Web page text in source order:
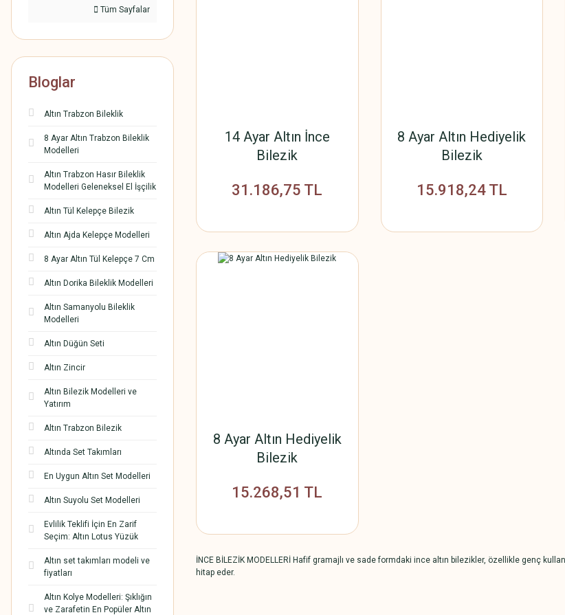
Tüm Sayfalar
Bloglar
Altın Trabzon Bileklik
8 Ayar Altın Trabzon Bileklik
Modelleri
Altın Trabzon Hasır Bileklik
Modelleri Geleneksel El İşçilik
Altın Tül Kelepçe Bilezik
Altın Ajda Kelepçe Modelleri
8 Ayar Altın Tül Kelepçe 7 Cm
Altın Dorika Bileklik Modelleri
Altın Samanyolu Bileklik
Modelleri
Altın Düğün Seti
Altın Zincir
Altın Bilezik Modelleri ve
Yatırım
Altın Trabzon Bilezik
Altında Set Takımları
En Uygun Altın Set Modelleri
Altın Suyolu Set Modelleri
Evlilik Teklifi İçin En Zarif
Seçim: Altın Lotus Yüzük
Altın set takımları modeli ve
fiyatları
Altın Kolye Modelleri: Şıklığın
ve Zarafetin En Popüler Altın
14 Ayar Altın İnce
Bilezik
31.186,75 TL
8 Ayar Altın Hediyelik
Bilezik
15.918,24 TL
8 Ayar Altın Hediyelik
Bilezik
15.268,51 TL
İNCE BİLEZİK MODELLERİ Hafif gramajlı ve sade formdaki ince altın bilezikler, özellikle genç
hitap eder.